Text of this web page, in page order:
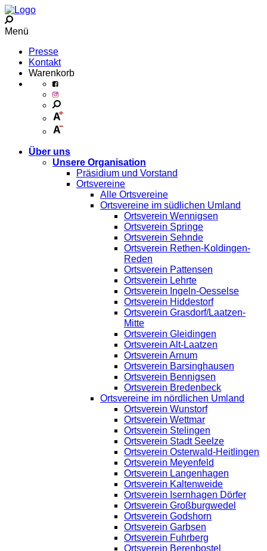
Menü
Presse
Kontakt
Warenkorb
Über uns
Unsere Organisation
Präsidium und Vorstand
Ortsvereine
Alle Ortsvereine
Ortsvereine im südlichen Umland
Ortsverein Wennigsen
Ortsverein Springe
Ortsverein Sehnde
Ortsverein Rethen-Koldingen-
Reden
Ortsverein Pattensen
Ortsverein Lehrte
Ortsverein Ingeln-Oesselse
Ortsverein Hiddestorf
Ortsverein Grasdorf/Laatzen-
Mitte
Ortsverein Gleidingen
Ortsverein Alt-Laatzen
Ortsverein Arnum
Ortsverein Barsinghausen
Ortsverein Bennigsen
Ortsverein Bredenbeck
Ortsvereine im nördlichen Umland
Ortsverein Wunstorf
Ortsverein Wettmar
Ortsverein Stelingen
Ortsverein Stadt Seelze
Ortsverein Osterwald-Heitlingen
Ortsverein Meyenfeld
Ortsverein Langenhagen
Ortsverein Kaltenweide
Ortsverein Isernhagen Dörfer
Ortsverein Großburgwedel
Ortsverein Godshorn
Ortsverein Garbsen
Ortsverein Fuhrberg
Ortsverein Berenbostel